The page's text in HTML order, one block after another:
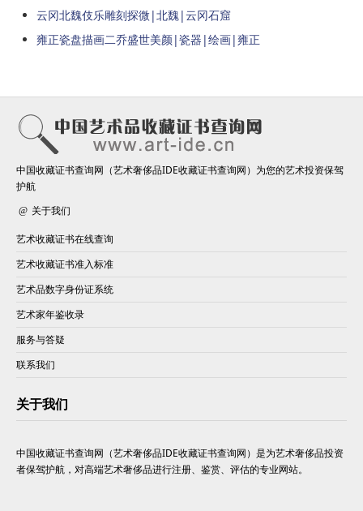
云冈北魏伎乐雕刻探微|北魏|云冈石窟
雍正瓷盘描画二乔盛世美颜|瓷器|绘画|雍正
中国收藏证书查询网（艺术奢侈品IDE收藏证书查询网）为您的艺术投资保驾
护航
关于我们
艺术收藏证书在线查询
艺术收藏证书准入标准
艺术品数字身份证系统
艺术家年鉴收录
服务与答疑
联系我们
关于我们
中国收藏证书查询网（艺术奢侈品IDE收藏证书查询网）是为艺术奢侈品投资
者保驾护航，对高端艺术奢侈品进行注册、鉴赏、评估的专业网站。